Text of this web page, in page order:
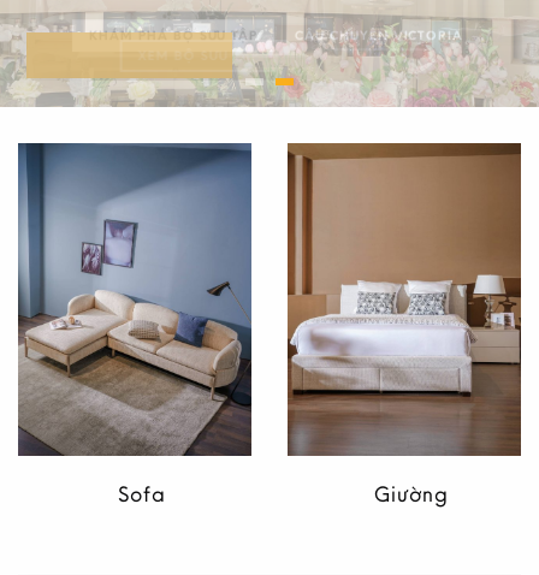
KHÁM PHÁ BỘ SƯU TẬP CÂU CHUYỆN VICTORIA
XEM BỘ SƯU TẬP
Sofa Giường